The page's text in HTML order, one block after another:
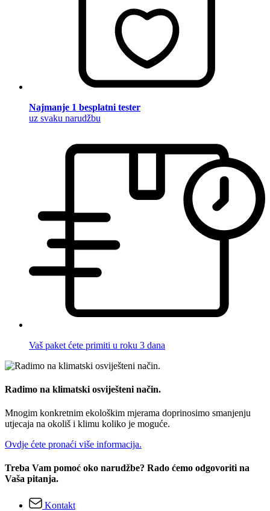
Najmanje 1 besplatni tester
uz svaku narudžbu
Vaš paket ćete primiti u roku 3 dana
Radimo na klimatski osviješteni način.
Mnogim konkretnim ekološkim mjerama doprinosimo smanjenju
utjecaja na okoliš i klimu koliko je moguće.
Ovdje ćete pronaći više informacija.
Treba Vam pomoć oko narudžbe? Rado ćemo odgovoriti na
Vaša pitanja.
Kontakt